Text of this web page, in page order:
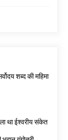
शब्द की महिमा
था ईश्वरीय संकेत